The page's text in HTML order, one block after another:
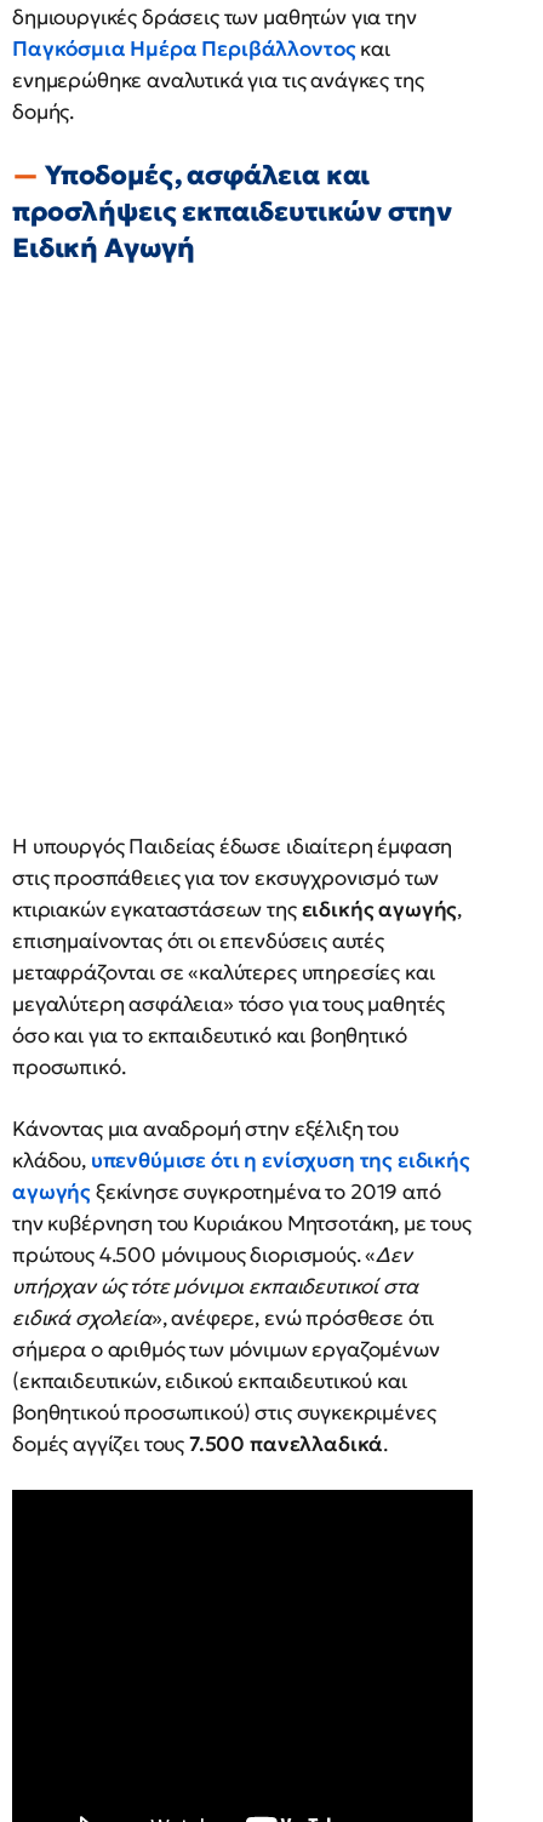
δημιουργικές δράσεις των μαθητών για την
Παγκόσμια Ημέρα Περιβάλλοντοςκαι
ενημερώθηκε αναλυτικά για τις ανάγκες της
δομής.
Υποδομές, ασφάλεια και
προσλήψεις εκπαιδευτικών στην
Ειδική Αγωγή
Η υπουργός Παιδείας έδωσε ιδιαίτερη έμφαση
στις προσπάθειες για τον εκσυγχρονισμό των
κτιριακών εγκαταστάσεων τηςειδικής αγωγής,
επισημαίνοντας ότι οι επενδύσεις αυτές
μεταφράζονται σε «καλύτερες υπηρεσίες και
μεγαλύτερη ασφάλεια» τόσο για τους μαθητές
όσο και για το εκπαιδευτικό και βοηθητικό
προσωπικό.
Κάνοντας μια αναδρομή στην εξέλιξη του
κλάδου, υπενθύμισε ότι η ενίσχυση της ειδικής
αγωγήςξεκίνησε συγκροτημένα το 2019 από
την κυβέρνηση του Κυριάκου Μητσοτάκη, με τους
πρώτους 4.500 μόνιμους διορισμούς. «Δεν
υπήρχαν ώς τότε μόνιμοι εκπαιδευτικοί στα
ειδικά σχολεία», ανέφερε, ενώ πρόσθεσε ότι
σήμερα ο αριθμός των μόνιμων εργαζομένων
(εκπαιδευτικών, ειδικού εκπαιδευτικού και
βοηθητικού προσωπικού) στις συγκεκριμένες
δομές αγγίζει τους7.500 πανελλαδικά.